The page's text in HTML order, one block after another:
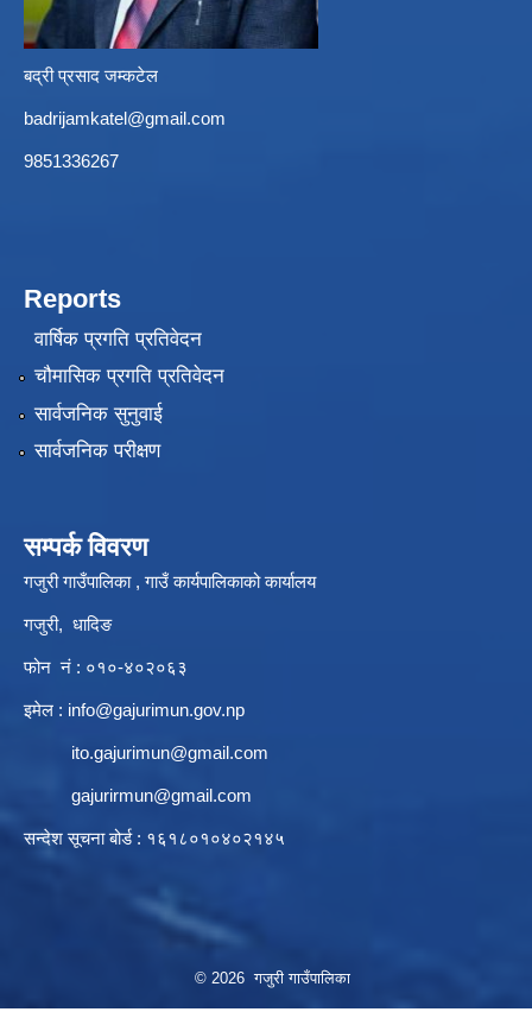
बद्री प्रसाद जम्कटेल
badrijamkatel@gmail.com
9851336267
Reports
वार्षिक प्रगति प्रतिवेदन
चौमासिक प्रगति प्रतिवेदन
सार्वजनिक सुनुवाई
सार्वजनिक परीक्षण
सम्पर्क विवरण
गजुरी गाउँपालिका , गाउँ कार्यपालिकाको कार्यालय
गजुरी, धादिङ
फोन नं : ०१०-४०२०६३
इमेल : info@gajurimun.gov.np
ito.gajurimun@gmail.com
gajurirmun@gmail.com
सन्देश सूचना बोर्ड : १६१८०१०४०२१४५
© 2026 गजुरी गाउँपालिका